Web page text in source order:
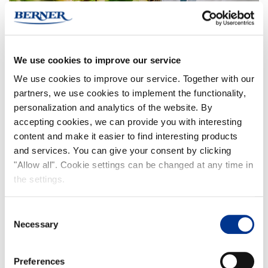
We use cookies to improve our service
We use cookies to improve our service. Together with our
partners, we use cookies to implement the functionality,
personalization and analytics of the website. By
accepting cookies, we can provide you with interesting
content and make it easier to find interesting products
and services. You can give your consent by clicking
"Allow all". Cookie settings can be changed at any time in
the settings.
Selection
Necessary
Preferences